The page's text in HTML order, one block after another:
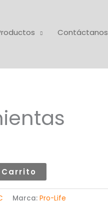
Contáctanos
Marca:Pro-Life